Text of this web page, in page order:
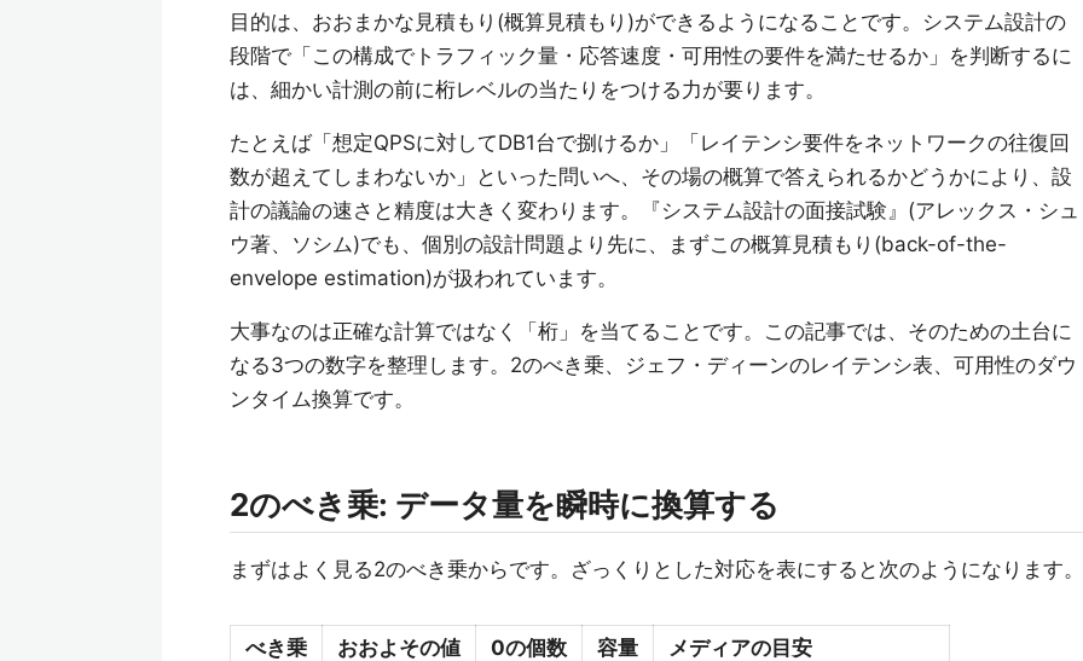
目的は、おおまかな見積もり(概算見積もり)ができるようになることです。システム設計の
段階で「この構成でトラフィック量・応答速度・可用性の要件を満たせるか」を判断するに
は、細かい計測の前に桁レベルの当たりをつける力が要ります。
たとえば「想定QPSに対してDB1台で捌けるか」「レイテンシ要件をネットワークの往復回
数が超えてしまわないか」といった問いへ、その場の概算で答えられるかどうかにより、設
計の議論の速さと精度は大きく変わります。『システム設計の面接試験』(アレックス・シュ
ウ著、ソシム)でも、個別の設計問題より先に、まずこの概算見積もり(back-of-the-
envelope estimation)が扱われています。
大事なのは正確な計算ではなく「桁」を当てることです。この記事では、そのための土台に
なる3つの数字を整理します。2のべき乗、ジェフ・ディーンのレイテンシ表、可用性のダウ
ンタイム換算です。
2のべき乗: データ量を瞬時に換算する
まずはよく見る2のべき乗からです。ざっくりとした対応を表にすると次のようになります。
べき乗 おおよその値 0の個数 容量
メディアの目安